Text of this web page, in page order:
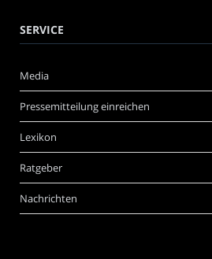
SERVICE
Media
Pressemitteilung einreichen
Lexikon
Ratgeber
Nachrichten